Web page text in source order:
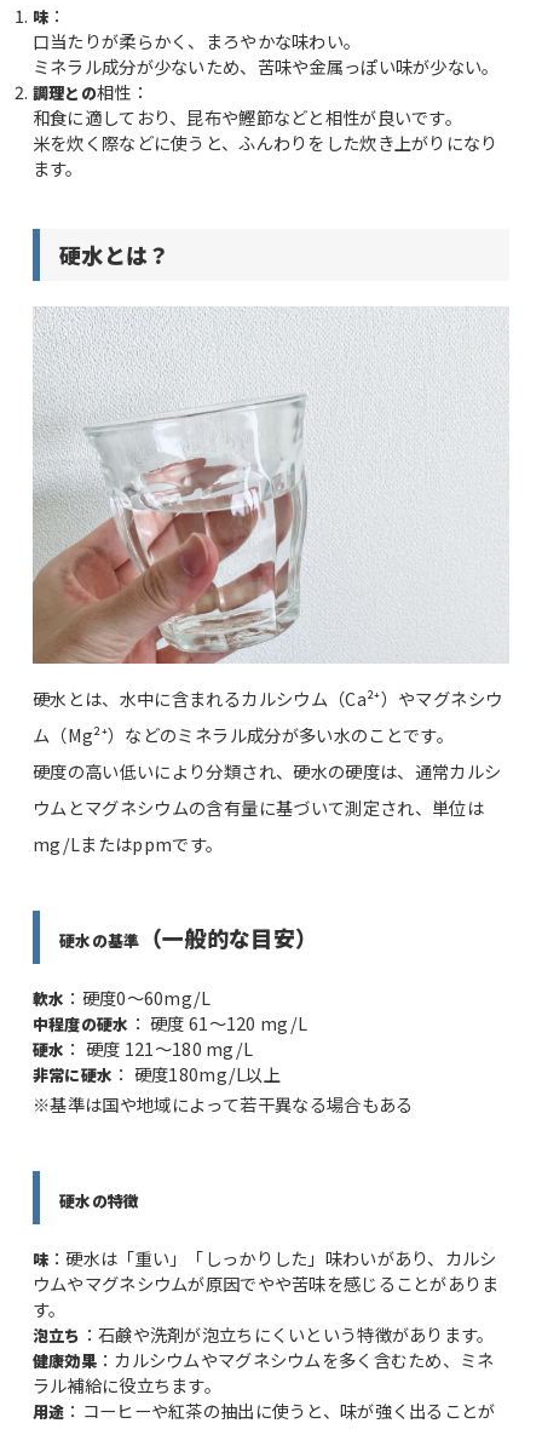
味 ：
口当たりが柔らかく、まろやかな味わい。
ミネラル成分が少ないため、苦味や金属っぽい味が少ない。
調理との相性：
和食に適しており、昆布や鰹節などと相性が良いです。
米を炊く際などに使うと、ふんわりをした炊き上がりになり
ます。
硬水とは？
硬水とは、水中に含まれるカルシウム（Ca²⁺）やマグネシウ
ム（Mg²⁺）などのミネラル成分が多い水のことです。
硬度の高い低いにより分類され、硬水の硬度は、通常カルシ
ウムとマグネシウムの含有量に基づいて測定され、単位は
mg/Lまたはppmです。
硬水の基準 （一般的な目安）
軟水 ：硬度0～60mg/L
中程度の硬水 ： 硬度 61～120 mg/L
硬水 ： 硬度 121～180 mg/L
非常に硬水 ： 硬度180mg/L以上
※基準は国や地域によって若干異なる場合もある
硬水の特徴
味 ：硬水は「重い」「しっかりした」味わいがあり、カルシ
ウムやマグネシウムが原因でやや苦味を感じることがありま
す。
泡立ち ：石鹸や洗剤が泡立ちにくいという特徴があります。
健康効果 ：カルシウムやマグネシウムを多く含むため、ミネ
ラル補給に役立ちます。
用途 ：コーヒーや紅茶の抽出に使うと、味が強く出ることが